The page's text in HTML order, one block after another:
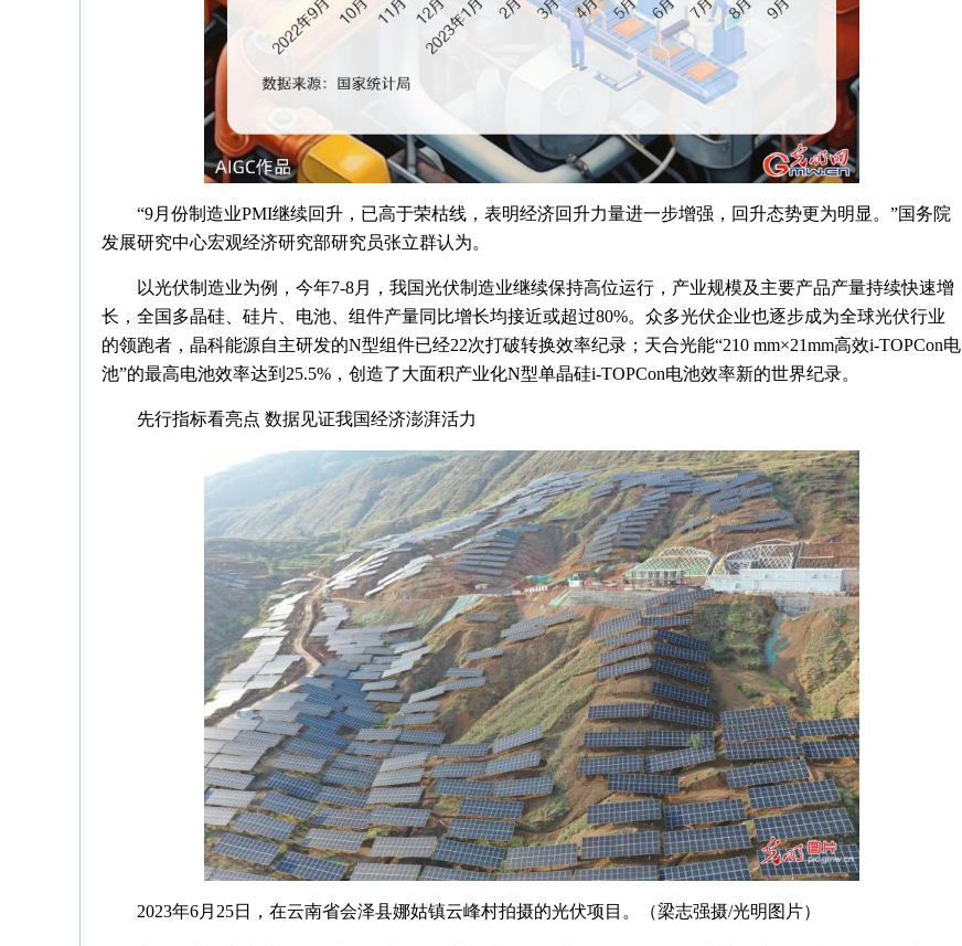
“9月份制造业PMI继续回升，已高于荣枯线，表明经济回升力量进一步增强，回升态势更为明显。”国务院
发展研究中心宏观经济研究部研究员张立群认为。
以光伏制造业为例，今年7-8月，我国光伏制造业继续保持高位运行，产业规模及主要产品产量持续快速增
长，全国多晶硅、硅片、电池、组件产量同比增长均接近或超过80%。众多光伏企业也逐步成为全球光伏行业
的领跑者，晶科能源自主研发的N型组件已经22次打破转换效率纪录；天合光能“210 mm×21mm高效i-TOPCon电
池”的最高电池效率达到25.5%，创造了大面积产业化N型单晶硅i-TOPCon电池效率新的世界纪录。
先行指标看亮点 数据见证我国经济澎湃活力
2023年6月25日，在云南省会泽县娜姑镇云峰村拍摄的光伏项目。（梁志强摄/光明图片）